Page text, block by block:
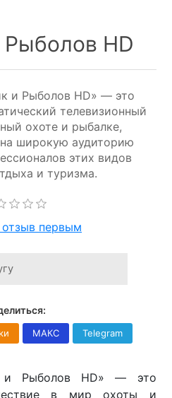
Рыболов HD
и Рыболов HD» — это
телевизионный
охоте и рыбалке,
широкую аудиторию
этих видов
и туризма.
отзыв первым
МАКС Telegram
и Рыболов HD» — это
в мир охоты и